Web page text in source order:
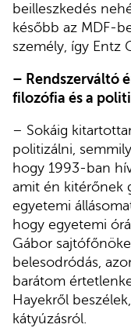
beilleszkedés
később az MDF-
személy, így Entz
– Rendszerváltó
filozófia és a
– Sokáig
politizálni,
hogy 1993-ban
amit én kitérőnek
egyetemi
hogy egyetemi
Gábor
belesodródás,
barátom
Hayekről
kátyúzásról.